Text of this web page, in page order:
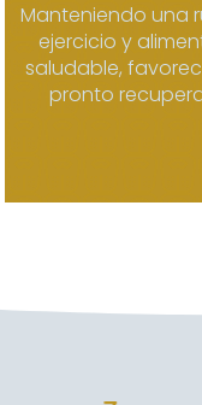
Manteniendo una
ejercicio y
saludable,
pronto